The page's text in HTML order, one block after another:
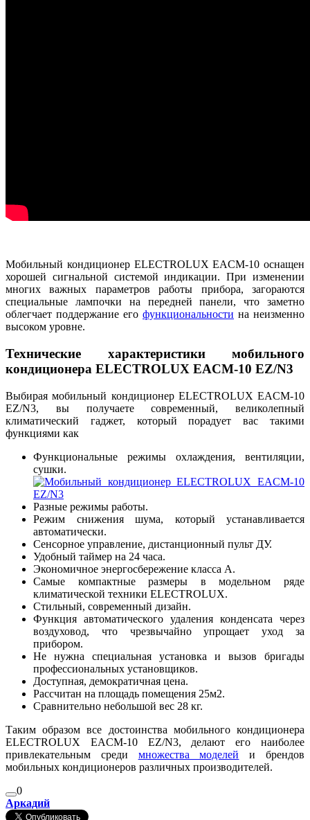
Мобильный кондиционер ELECTROLUX EACM-10 оснащен
хорошей сигнальной системой индикации. При изменении
многих важных параметров работы прибора, загораются
специальные лампочки на передней панели, что заметно
облегчает поддержание его функциональности на неизменно
высоком уровне.
Технические характеристики мобильного
кондиционера ELECTROLUX EACM-10 EZ/N3
Выбирая мобильный кондиционер ELECTROLUX EACM-10
EZ/N3, вы получаете современный, великолепный
климатический гаджет, который порадует вас такими
функциями как
Функциональные режимы охлаждения, вентиляции,
сушки.
Разные режимы работы.
Режим снижения шума, который устанавливается
автоматически.
Сенсорное управление, дистанционный пульт ДУ.
Удобный таймер на 24 часа.
Экономичное энергосбережение класса А.
Самые компактные размеры в модельном ряде
климатической техники ELECTROLUX.
Стильный, современный дизайн.
Функция автоматического удаления конденсата через
воздуховод, что чрезвычайно упрощает уход за
прибором.
Не нужна специальная установка и вызов бригады
профессиональных установщиков.
Доступная, демократичная цена.
Рассчитан на площадь помещения 25м2.
Сравнительно небольшой вес 28 кг.
Таким образом все достоинства мобильного кондиционера
ELECTROLUX EACM-10 EZ/N3, делают его наиболее
привлекательным среди множества моделей и брендов
мобильных кондиционеров различных производителей.
0
Аркадий